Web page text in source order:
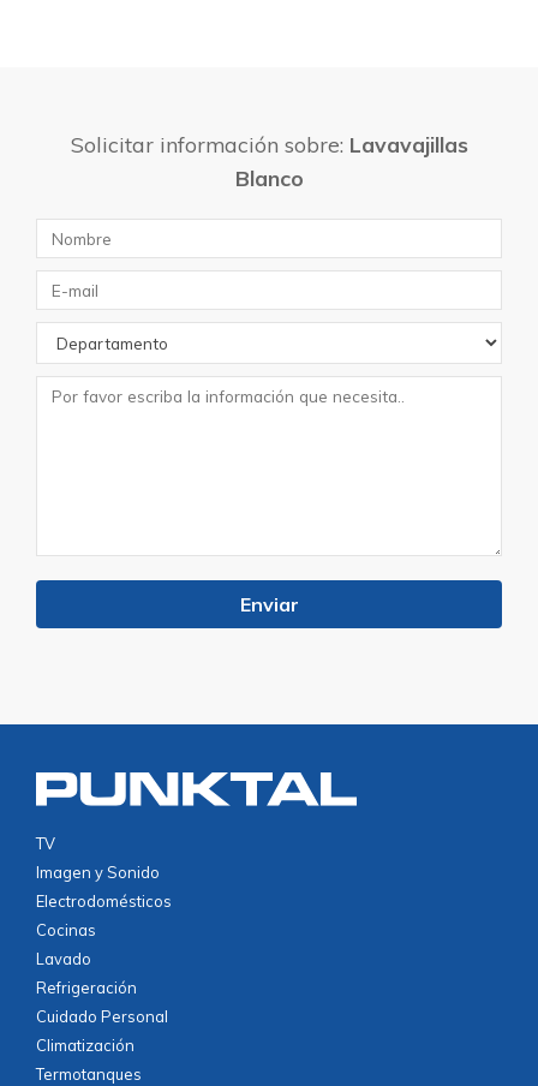
Solicitar información sobre: Lavavajillas
Blanco
TV
Imagen y Sonido
Electrodomésticos
Cocinas
Lavado
Refrigeración
Cuidado Personal
Climatización
Termotanques